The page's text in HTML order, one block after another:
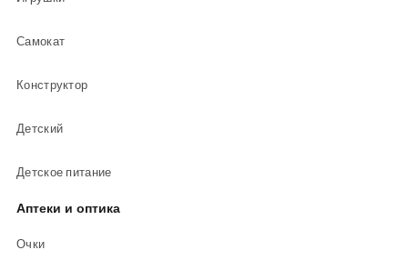
Самокат
Конструктор
Детский
Детское питание
Аптеки и оптика
Очки